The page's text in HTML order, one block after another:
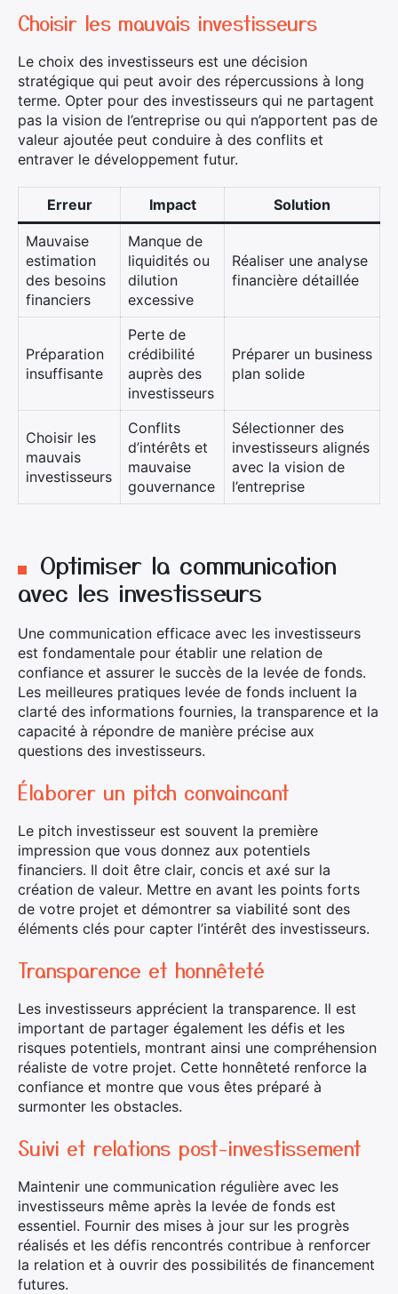
Choisir les mauvais investisseurs
Le choix des investisseurs est une décision
stratégique qui peut avoir des répercussions à long
terme. Opter pour des investisseurs qui ne partagent
pas la vision de l’entreprise ou qui n’apportent pas de
valeur ajoutée peut conduire à des conflits et
entraver le développement futur.
Erreur Impact Solution
Mauvaise
estimation
des besoins
financiers
Manque de
liquidités ou
dilution
excessive
Réaliser une analyse
financière détaillée
Préparation
insuffisante
Perte de
crédibilité
auprès des
investisseurs
Préparer un business
plan solide
Choisir les
mauvais
investisseurs
Conflits
d’intérêts et
mauvaise
gouvernance
Sélectionner des
investisseurs alignés
avec la vision de
l’entreprise
Optimiser la communication
avec les investisseurs
Une communication efficace avec les investisseurs
est fondamentale pour établir une relation de
confiance et assurer le succès de la levée de fonds.
Les meilleures pratiques levée de fonds incluent la
clarté des informations fournies, la transparence et la
capacité à répondre de manière précise aux
questions des investisseurs.
Élaborer un pitch convaincant
Le pitch investisseur est souvent la première
impression que vous donnez aux potentiels
financiers. Il doit être clair, concis et axé sur la
création de valeur. Mettre en avant les points forts
de votre projet et démontrer sa viabilité sont des
éléments clés pour capter l’intérêt des investisseurs.
Transparence et honnêteté
Les investisseurs apprécient la transparence. Il est
important de partager également les défis et les
risques potentiels, montrant ainsi une compréhension
réaliste de votre projet. Cette honnêteté renforce la
confiance et montre que vous êtes préparé à
surmonter les obstacles.
Suivi et relations post-investissement
Maintenir une communication régulière avec les
investisseurs même après la levée de fonds est
essentiel. Fournir des mises à jour sur les progrès
réalisés et les défis rencontrés contribue à renforcer
la relation et à ouvrir des possibilités de financement
futures.
Rechercher
: